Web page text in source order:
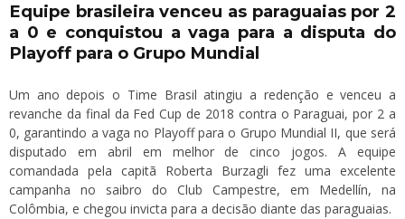
Equipe brasileira venceu as paraguaias por 2
a 0 e conquistou a vaga para a disputa do
Playoff para o Grupo Mundial
Um ano depois o Time Brasil atingiu a redenção e venceu a
revanche da final da Fed Cup de 2018 contra o Paraguai, por 2 a
0, garantindo a vaga no Playoff para o Grupo Mundial II, que será
disputado em abril em melhor de cinco jogos. A equipe
comandada pela capitã Roberta Burzagli fez uma excelente
campanha no saibro do Club Campestre, em Medellín, na
Colômbia, e chegou invicta para a decisão diante das paraguaias.